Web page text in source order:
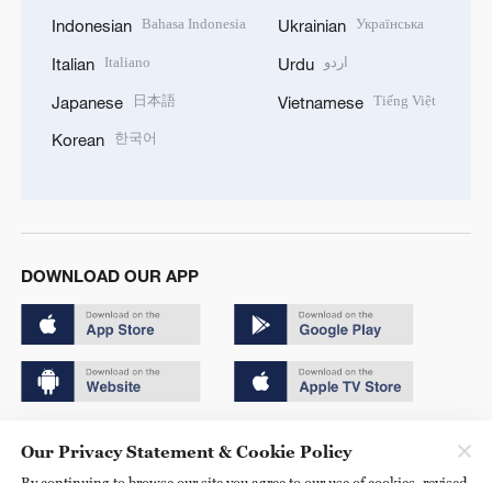
Indonesian Bahasa Indonesia
Italian Italiano
Japanese 日本語
Korean 한국어
Ukrainian Українська
Urdu اردو
Vietnamese Tiếng Việt
DOWNLOAD OUR APP
京ICP备20000184号
Our Privacy Statement & Cookie Policy